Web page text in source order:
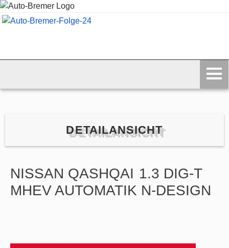
DETAILANSICHT
NISSAN QASHQAI 1.3 DIG-T
MHEV AUTOMATIK N-DESIGN